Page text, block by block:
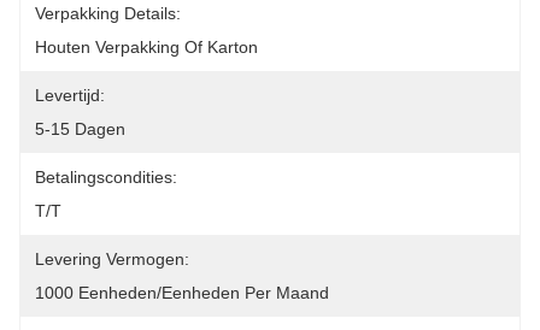
Verpakking Details:
Houten Verpakking Of Karton
Levertijd:
5-15 Dagen
Betalingscondities:
T/T
Levering Vermogen:
1000 Eenheden/eenheden Per Maand